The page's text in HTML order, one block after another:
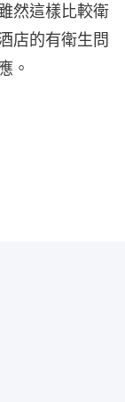
然這樣比較衛
店的有衛生問
。